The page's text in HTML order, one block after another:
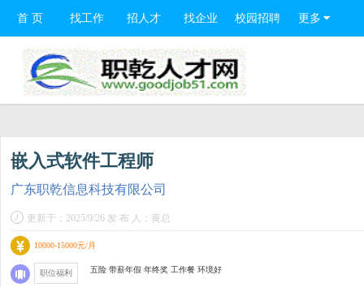
首 页 找工作 招人才 找企业 校园招聘 更多
嵌入式软件工程师
广东职乾信息科技有限公司
更新于：2025/9/26 发 布 人：黄总
10000-15000元/月
职位福利 五险 带薪年假 年终奖 工作餐 环境好